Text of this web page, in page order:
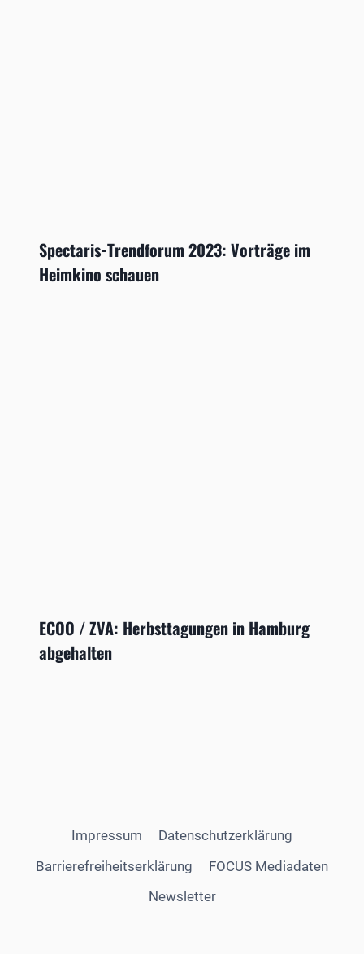
Spectaris-Trendforum 2023: Vorträge im
Heimkino schauen
ECOO / ZVA: Herbsttagungen in Hamburg
abgehalten
Impressum
Datenschutzerklärung
Barrierefreiheitserklärung
FOCUS Mediadaten
Newsletter